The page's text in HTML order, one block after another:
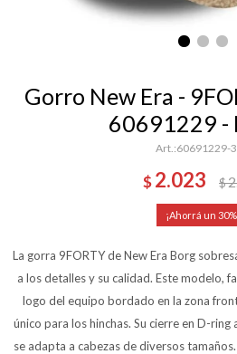
Gorro New Era -
60691229 -
60691229-
$ 2.023 $
30
La gorra 9FORTY de New Era Borg
a los detalles y su calidad. Este modelo,
logo del equipo bordado en la zona
único para los hinchas. Su cierre en D-
se adapta a cabezas de diversos